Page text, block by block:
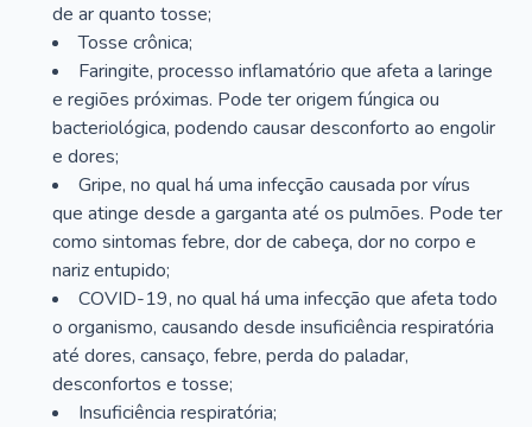
de ar quanto tosse;
Tosse crônica;
Faringite, processo inflamatório que afeta a laringe
e regiões próximas. Pode ter origem fúngica ou
bacteriológica, podendo causar desconforto ao engolir
e dores;
Gripe, no qual há uma infecção causada por vírus
que atinge desde a garganta até os pulmões. Pode ter
como sintomas febre, dor de cabeça, dor no corpo e
nariz entupido;
COVID-19, no qual há uma infecção que afeta todo
o organismo, causando desde insuficiência respiratória
até dores, cansaço, febre, perda do paladar,
desconfortos e tosse;
Insuficiência respiratória;